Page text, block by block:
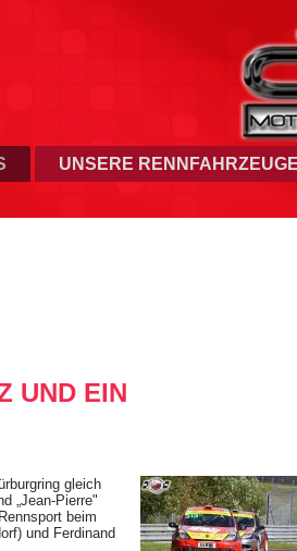
UNSERE
UND EIN
gleich
„Jean-Pierre"
beim
und Ferdinand